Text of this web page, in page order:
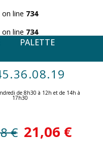
on line 734
on line 734
PALETTE
de 8h30 à 12h et de 14h à
17h30 ​
€ 21,06 €